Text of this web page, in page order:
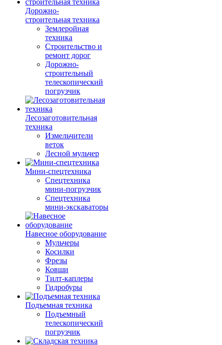
Дорожно-
строительная техника
Землеройная
техника
Строительство и
ремонт дорог
Дорожно-
строительный
телескопический
погрузчик
Лесозаготовительная
техника
Измельчители
веток
Лесной мульчер
Мини-спецтехника
Спецтехника
мини-погрузчик
Спецтехника
мини-экскаваторы
Навесное оборудование
Мульчеры
Косилки
Фрезы
Ковши
Тилт-каплеры
Гидробуры
Подъемная техника
Подъемный
телескопический
погрузчик